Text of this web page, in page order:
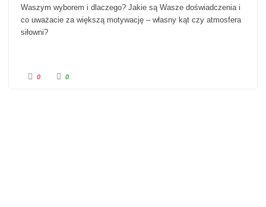
Waszym wyborem i dlaczego? Jakie są Wasze doświadczenia i
co uważacie za większą motywację – własny kąt czy atmosfera
siłowni?
0 0